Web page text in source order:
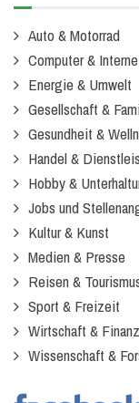
Auto & Motorrad
Computer &
Energie & Umwelt
Gesellschaft &
Gesundheit &
Handel &
Hobby &
Jobs und
Kultur & Kunst
Medien & Presse
Reisen &
Sport & Freizeit
Wirtschaft &
Wissenschaft &